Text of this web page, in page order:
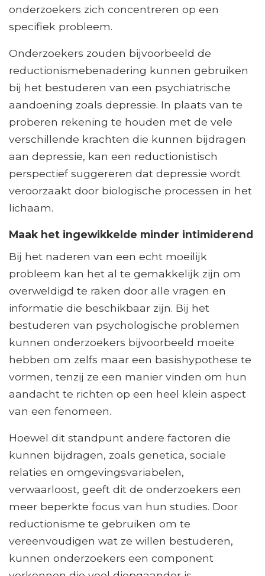
onderzoekers zich concentreren op een
specifiek probleem.
Onderzoekers zouden bijvoorbeeld de
reductionismebenadering kunnen gebruiken
bij het bestuderen van een psychiatrische
aandoening zoals depressie. In plaats van te
proberen rekening te houden met de vele
verschillende krachten die kunnen bijdragen
aan depressie, kan een reductionistisch
perspectief suggereren dat depressie wordt
veroorzaakt door biologische processen in het
lichaam.
Maak het ingewikkelde minder intimiderend
Bij het naderen van een echt moeilijk
probleem kan het al te gemakkelijk zijn om
overweldigd te raken door alle vragen en
informatie die beschikbaar zijn. Bij het
bestuderen van psychologische problemen
kunnen onderzoekers bijvoorbeeld moeite
hebben om zelfs maar een basishypothese te
vormen, tenzij ze een manier vinden om hun
aandacht te richten op een heel klein aspect
van een fenomeen.
Hoewel dit standpunt andere factoren die
kunnen bijdragen, zoals genetica, sociale
relaties en omgevingsvariabelen,
verwaarloost, geeft dit de onderzoekers een
meer beperkte focus van hun studies. Door
reductionisme te gebruiken om te
vereenvoudigen wat ze willen bestuderen,
kunnen onderzoekers een component